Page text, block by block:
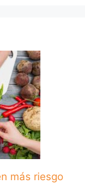
más riesgo